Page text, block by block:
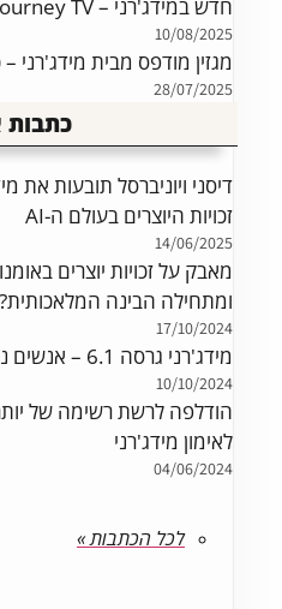
חדש במידג'רני – Midjourney TV
10/08/2025
מגזין מודפס מבית מידג'רני
28/07/2025
כתבות
דיסני ויוניברסל תובעות את
זכויות היוצרים בעולם ה-AI
14/06/2025
ומתחילה הבינה המלאכותית?
17/10/2024
מידג'רני גרסה 6.1 – אנשים נראים מציאותיים יותר
10/10/2024
לאימון מידג'רני
04/06/2024
לכל הכתבות »